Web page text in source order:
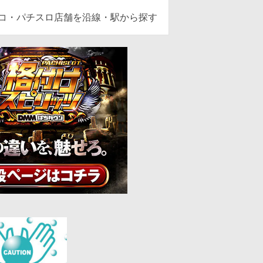
・パチスロ店舗を沿線・駅から探す